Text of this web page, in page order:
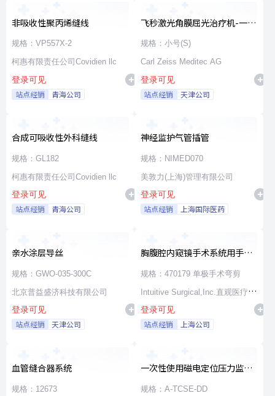
非吸收性聚丙烯缝线
规格：VP557X-2
柯惠有限责任公司Covidien llc
登录可见
站点经销 青海公司
飞秒激光角膜屈光治疗机-一次
性使用无菌治疗包
规格：小号(S)
Carl Zeiss Meditec AG
登录可见
站点经销 天津公司
合成可吸收性外科缝线
规格：GL182
柯惠有限责任公司Covidien llc
登录可见
站点经销 青海公司
神经监护气管插管
规格：NIMED070
美敦力(上海)管理有限公司
登录可见
站点经销 上海国际医药
亲水涂层导丝
规格：GWO-035-300C
北京普益盛济科技有限公司
登录可见
站点经销 天津公司
胸腹腔内窥镜手术系统用手术
器械
规格：470179 单极手术弯剪
Intuitive Surgical,Inc.直观医疗公
司
登录可见
站点经销 上海公司
血管缝合器系统
规格：12673
一次性使用磁电定位压力监测
消融导管
规格：A-TCSE-DD